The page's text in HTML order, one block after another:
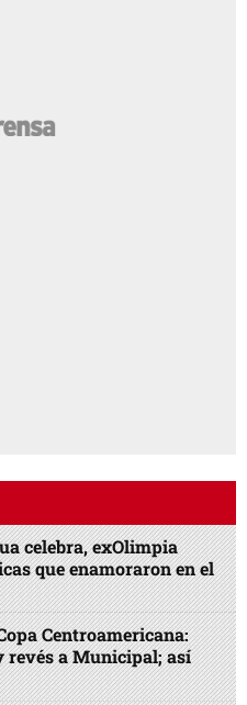
celebra, exOlimpia
que enamoraron en el
Centroamericana:
revés a Municipal; así